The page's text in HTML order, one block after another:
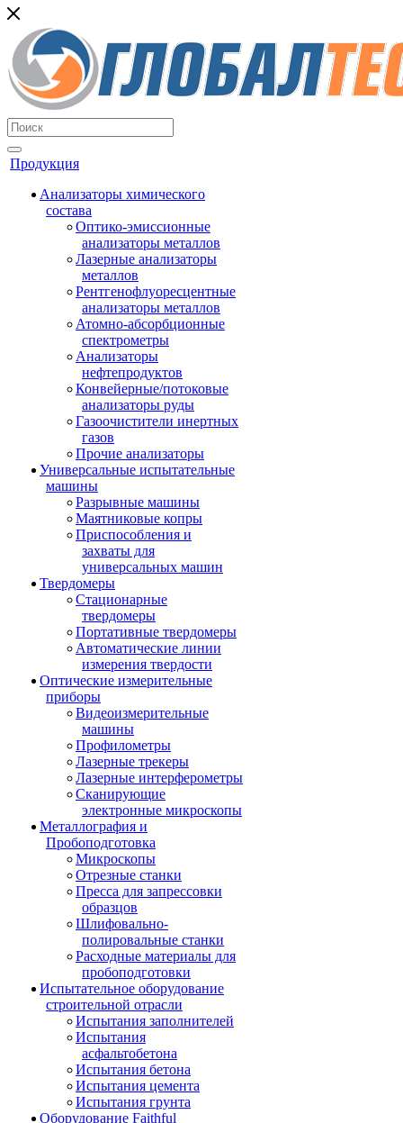
Продукция
Анализаторы химического
состава
Оптико-эмиссионные
анализаторы металлов
Лазерные анализаторы
металлов
Рентгенофлуоресцентные
анализаторы металлов
Атомно-абсорбционные
спектрометры
Анализаторы
нефтепродуктов
Конвейерные/потоковые
анализаторы руды
Газоочистители инертных
газов
Прочие анализаторы
Универсальные испытательные
машины
Разрывные машины
Маятниковые копры
Приспособления и
захваты для
универсальных машин
Твердомеры
Стационарные
твердомеры
Портативные твердомеры
Автоматические линии
измерения твердости
Оптические измерительные
приборы
Видеоизмерительные
машины
Профилометры
Лазерные трекеры
Лазерные интерферометры
Сканирующие
электронные микроскопы
Металлография и
Пробоподготовка
Микроскопы
Отрезные станки
Пресса для запрессовки
образцов
Шлифовально-
полировальные станки
Расходные материалы для
пробоподготовки
Испытательное оборудование
строительной отрасли
Испытания заполнителей
Испытания
асфальтобетона
Испытания бетона
Испытания цемента
Испытания грунта
Оборудование Faithful